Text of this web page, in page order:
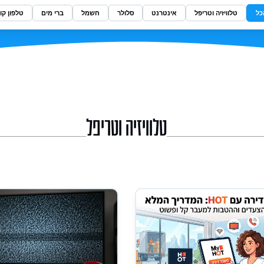
טלוויזיה וטריפל אינטרנט סלולר חשמל ברי מים טלפון
טלוויזיה וטריפל